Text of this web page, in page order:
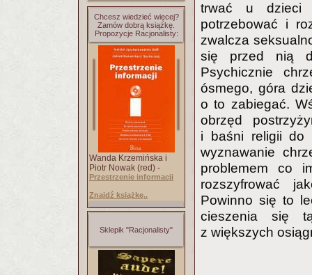
Chcesz wiedzieć więcej?
Zamów dobrą książkę.
Propozycje Racjonalisty:
Wanda Krzemińska i
Piotr Nowak (red) -
Przestrzenie informacji
Znajdź książkę..
Sklepik "Racjonalisty"
trwać u dzieci
potrzebować i
zwalcza
się przed nią
Psychicznie
ósmego, góra
o to zabiegać.
obrzęd
i baśni religii do
wyznawanie
problemem co
rozszyfrować
Powinno się to
cieszenia się
z większych